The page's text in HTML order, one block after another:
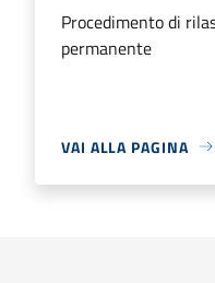
Procedimento di
permanente
VAI ALLA PAGINA